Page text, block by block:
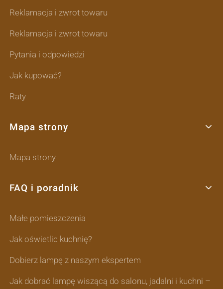
Reklamacja i zwrot towaru
Reklamacja i zwrot towaru
Pytania i odpowiedzi
Jak kupować?
Raty
Mapa strony
Mapa strony
FAQ i poradnik
Małe pomieszczenia
Jak oświetlic kuchnię?
Dobierz lampę z naszym ekspertem
Jak dobrać lampę wiszącą do salonu, jadalni i kuchni –